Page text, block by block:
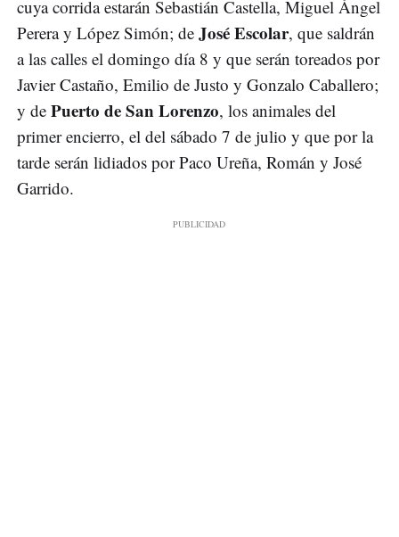
cuya corrida estarán Sebastián Castella, Miguel Ángel
Perera y López Simón; de José Escolar, que saldrán
a las calles el domingo día 8 y que serán toreados por
Javier Castaño, Emilio de Justo y Gonzalo Caballero;
y de Puerto de San Lorenzo, los animales del
primer encierro, el del sábado 7 de julio y que por la
tarde serán lidiados por Paco Ureña, Román y José
Garrido.